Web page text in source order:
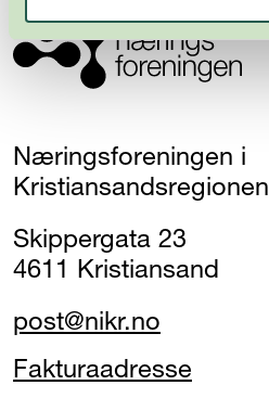
Næringsforeningen i
Kristiansandsregionen
Skippergata 23
4611 Kristiansand
post@nikr.no
Fakturaadresse